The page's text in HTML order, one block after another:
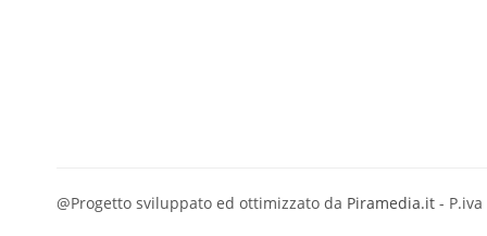
@Progetto sviluppato ed ottimizzato da Piramedia.it -